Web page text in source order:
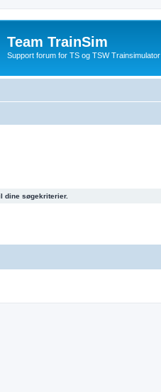
Team TrainSim
Support forum for TS og TSW Trainsimulator
dine søgekriterier.